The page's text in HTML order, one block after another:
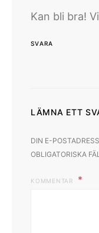
Kan bli bra!
SVARA
LÄMNA ETT
DIN E-
OBLIGATORISKA
KOMMENTAR